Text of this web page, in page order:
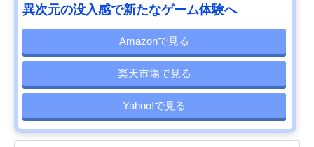
異次元の没入感で新たなゲーム体験へ
Amazonで見る
楽天市場で見る
Yahoo!で見る